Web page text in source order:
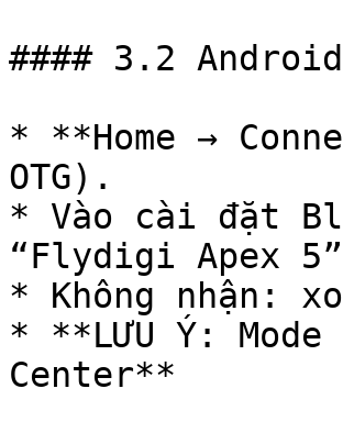
#### 3.2
* **Home →
OTG).
* Vào cài đặt
“Flydigi Apex
* Không nhận:
* **LƯU Ý: Mode
Center**